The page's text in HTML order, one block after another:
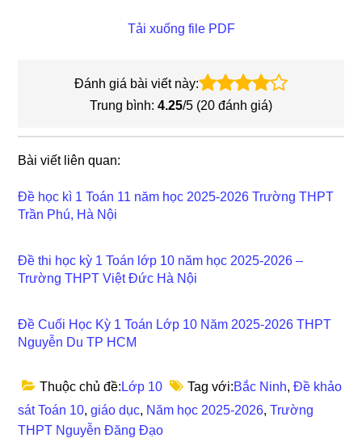
Tải xuống file PDF
Đánh giá bài viết này:
Trung bình: 4.25/5 (20 đánh giá)
Bài viết liên quan:
Đề học kì 1 Toán 11 năm học 2025-2026 Trường THPT
Trần Phú, Hà Nội
Đề thi học kỳ 1 Toán lớp 10 năm học 2025-2026 –
Trường THPT Việt Đức Hà Nội
Đề Cuối Học Kỳ 1 Toán Lớp 10 Năm 2025-2026 THPT
Nguyễn Du TP HCM
Thuộc chủ đề: Lớp 10 Tag với:Bắc Ninh,Đề khảo
sát Toán 10,giáo dục, Năm học 2025-2026,Trường
THPT Nguyễn Đăng Đạo